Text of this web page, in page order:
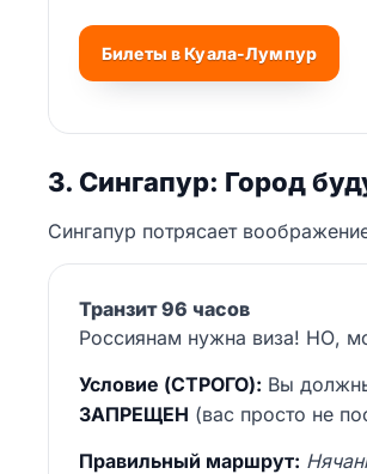
Билеты в Куала-Лумпур
3. Сингапур: Город
Сингапур потрясает
Транзит 96 часов
Россиянам нужна виза! НО,
Условие (СТРОГО): Вы
ЗАПРЕЩЕН (вас просто не
Правильный маршрут: